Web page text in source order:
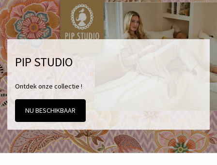
PIP STUDIO
Ontdek onze collectie !
NU BESCHIKBAAR